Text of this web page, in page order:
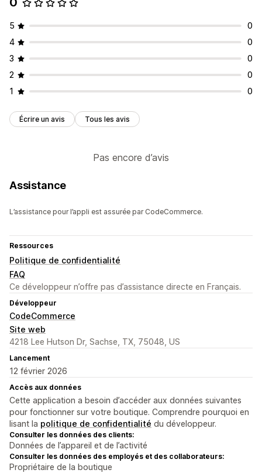
5
0
4
0
3
0
2
0
1
0
Écrire un avis Tous les avis
Pas encore d’avis
Assistance
L’assistance pour l’appli est assurée par CodeCommerce.
Ressources
Politique de confidentialité
FAQ
Ce développeur n’offre pas d’assistance directe en Français.
Développeur
CodeCommerce
Site web
4218 Lee Hutson Dr, Sachse, TX, 75048, US
Lancement
12 février 2026
Accès aux données
Cette application a besoin d’accéder aux données suivantes
pour fonctionner sur votre boutique. Comprendre pourquoi en
lisant la politique de confidentialité du développeur.
Consulter les données des clients:
Données de l’appareil et de l’activité
Consulter les données des employés et des collaborateurs:
Propriétaire de la boutique